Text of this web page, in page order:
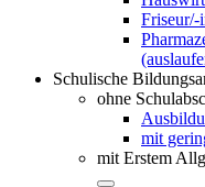
Friseur/-
Schulische
ohne
mit
mit Erstem